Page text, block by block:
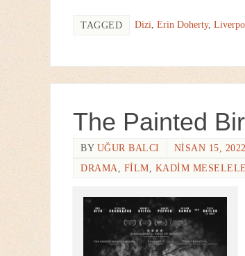
TAGGED Dizi, Erin Doherty,
The Painted
BY UĞUR BALCI
NISAN 15, 2022
DRAMA
FILM KADIM